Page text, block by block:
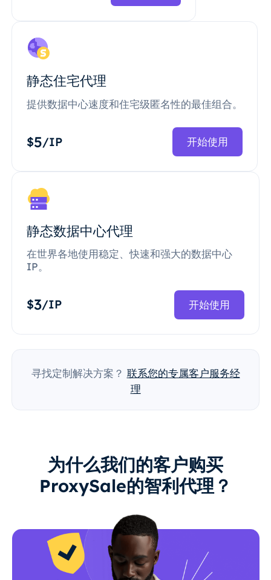
静态住宅代理
提供数据中心速度和住宅级匿名性的最佳组合。
$5/IP 开始使用
静态数据中心代理
在世界各地使用稳定、快速和强大的数据中心
IP。
$3/IP 开始使用
寻找定制解决方案？ 联系您的专属客户服务经
理
为什么我们的客户购买
ProxySale的智利代理？